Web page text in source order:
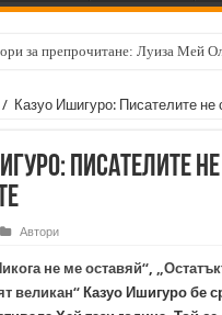
за препрочитане: Луиза Мей
/ Казуо Ишигуро: Писателите не
Писателите
Автори
не ме оставяй“,
великан“Казуо Ишигуро бе